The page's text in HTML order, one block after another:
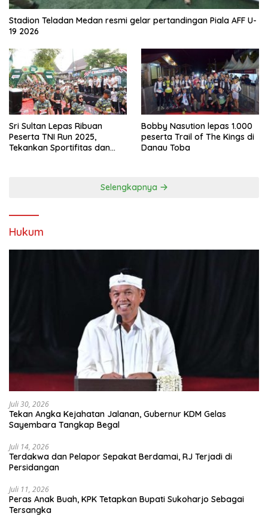
Stadion Teladan Medan resmi gelar pertandingan Piala AFF U-
19 2026
Sri Sultan Lepas Ribuan
Peserta TNI Run 2025,
Tekankan Sportifitas dan
Bobby Nasution lepas 1.000
peserta Trail of The Kings di
Danau Toba
Selengkapnya
Hukum
Juli 30, 2026
Tekan Angka Kejahatan Jalanan, Gubernur KDM Gelas
Sayembara Tangkap Begal
Juli 14, 2026
Terdakwa dan Pelapor Sepakat Berdamai, RJ Terjadi di
Persidangan
Juli 11, 2026
Peras Anak Buah, KPK Tetapkan Bupati Sukoharjo Sebagai
Tersangka